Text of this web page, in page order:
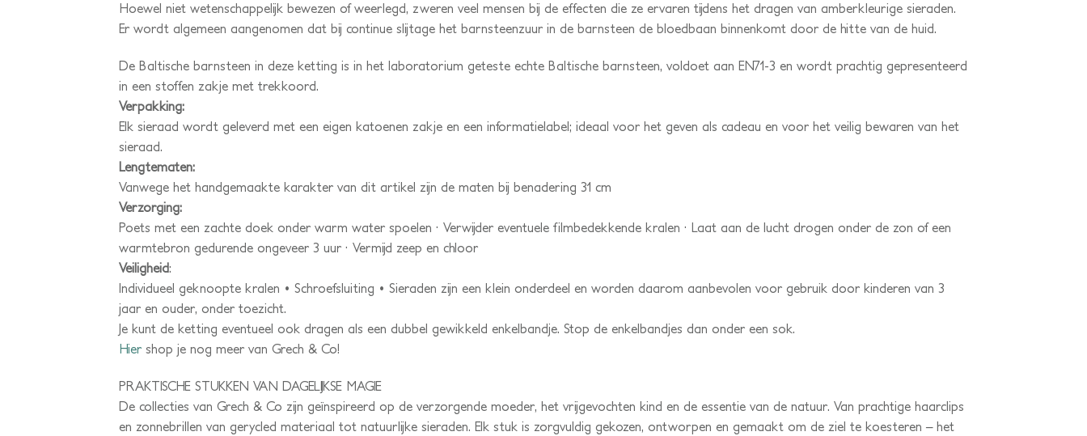
Hoewel niet wetenschappelijk bewezen of weerlegd, zweren veel mensen bij de effecten die ze ervaren tijdens het dragen van amberkleurige sieraden.
Er wordt algemeen aangenomen dat bij continue slijtage het barnsteenzuur in de barnsteen de bloedbaan binnenkomt door de hitte van de huid.
De Baltische barnsteen in deze ketting is in het laboratorium geteste echte Baltische barnsteen, voldoet aan EN71-3 en wordt prachtig gepresenteerd
in een stoffen zakje met trekkoord.
Verpakking:
Elk sieraad wordt geleverd met een eigen katoenen zakje en een informatielabel; ideaal voor het geven als cadeau en voor het veilig bewaren van het
sieraad.
Lengtematen:
Vanwege het handgemaakte karakter van dit artikel zijn de maten bij benadering 31 cm
Verzorging:
Poets met een zachte doek onder warm water spoelen · Verwijder eventuele filmbedekkende kralen · Laat aan de lucht drogen onder de zon of een
warmtebron gedurende ongeveer 3 uur · Vermijd zeep en chloor
Veiligheid:
Individueel geknoopte kralen • Schroefsluiting • Sieraden zijn een klein onderdeel en worden daarom aanbevolen voor gebruik door kinderen van 3
jaar en ouder, onder toezicht.
Je kunt de ketting eventueel ook dragen als een dubbel gewikkeld enkelbandje. Stop de enkelbandjes dan onder een sok.
Hier shop je nog meer van Grech & Co!
PRAKTISCHE STUKKEN VAN DAGELIJKSE MAGIE
De collecties van Grech & Co zijn geïnspireerd op de verzorgende moeder, het vrijgevochten kind en de essentie van de natuur. Van prachtige haarclips
en zonnebrillen van gerycled materiaal tot natuurlijke sieraden. Elk stuk is zorgvuldig gekozen, ontworpen en gemaakt om de ziel te koesteren – het